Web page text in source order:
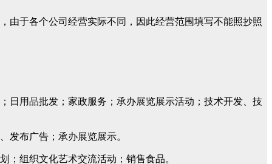
由于各个公司经营实际不同，因此经营范围填写不能照抄照
日用品批发；家政服务；承办展览展示活动；技术开发、技
发布广告；承办展览展示。
；组织文化艺术交流活动；销售食品。